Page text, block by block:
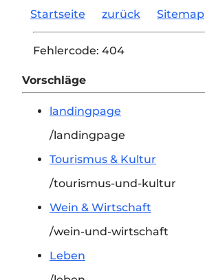
Startseite zurück Sitemap
Fehlercode: 404
Vorschläge
landingpage
/landingpage
Tourismus & Kultur
/tourismus-und-kultur
Wein & Wirtschaft
/wein-und-wirtschaft
Leben